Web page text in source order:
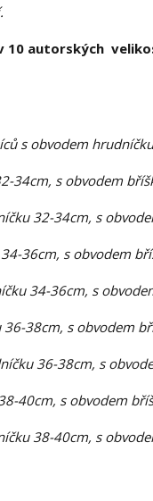
10 autorských
s obvodem
34cm, s obvodem
32-34cm, s
36cm, s obvodem
34-36cm, s
38cm, s obvodem
36-38cm, s
40cm, s obvodem
38-40cm, s